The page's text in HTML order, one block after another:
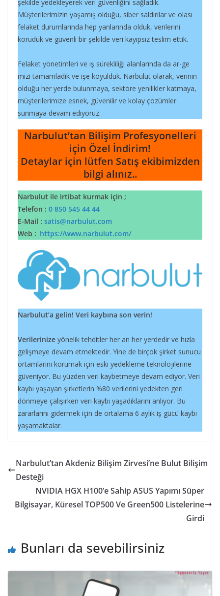
şekilde yedekleyerek veri güvenliğini sağladık.
Müşterilerimizin yaşamış olduğu, siber saldırılar ve olası
felaket durumlarında hep yanlarında olduk, verilerini
koruduk ve güvenli bir şekilde veri kayıpsız teslim ettik.
Felaket yönetimleri ve iş sürekliliği alanlarında da ar-ge
mizi tamamladık ve işe koyulduk. Narbulut olarak, verinin
olduğu her yerde bulunmaya, sektöre yenilikler katmaya,
müşterilerimize esnek, güvenilir ve kolay çözümler
sunmaya devam ediyoruz.
Narbulut’tan Bilişim Profesyonelleri
için Özel İndirim!
Detaylar için lütfen Satış ekibimizden
bilgi alınız..
Narbulut ile irtibat kurmak için ;
Telefon : 0 850 545 44 44
E-Mail : satis@narbulut.com
Web : https://www.narbulut.com/
Narbulut’a gelin! Veri kaybına son verin!
Verilerinize yönelik tehditler her an her yerdedir ve hızla
gelişmeye devam etmektedir. Yine de birçok şirket sunucu
ortamlarını korumak için eski yedekleme teknolojilerine
güveniyor. Bu yüzden veri kaybetmeye devam ediyor. Veri
kaybı yaşayan şirketlerin %80 verilerini yedekten geri
dönmeye çalışırken veri kaybı yaşadıklarını anlıyor. Bu
zararlarını gidermek için de ortalama 6 aylık iş gücü kaybı
yaşamaktalar.
Narbulut’tan Akdeniz Bilişim Zirvesi’ne Bulut Bilişim
Desteği
NVIDIA HGX H100’e Sahip ASUS Yapımı Süper
Bilgisayar, Küresel TOP500 Ve Green500 Listelerine
Girdi
Bunları da sevebilirsiniz